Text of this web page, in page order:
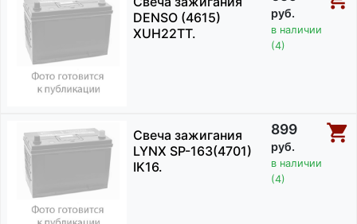
DENSO (4615)
XUH22TT.
руб.
в наличии
(4)
Свеча зажигания
LYNX SP-163(4701)
IK16.
899
руб.
в наличии
(4)